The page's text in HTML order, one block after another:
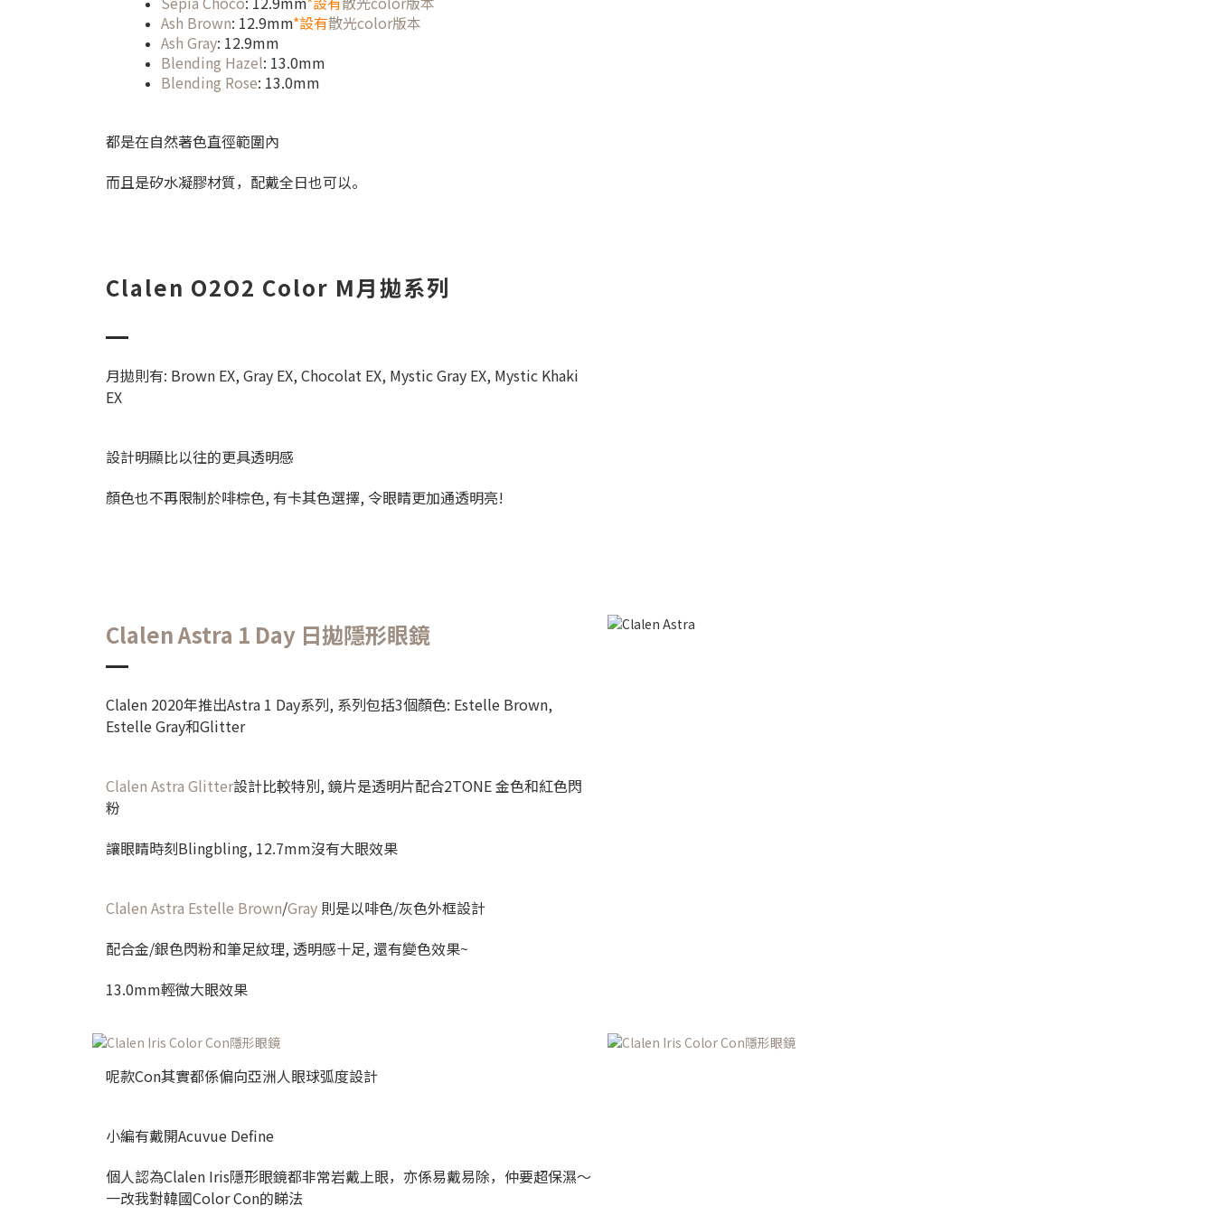
Ash Brown: 12.9mm*設有散光color版本
Ash Gray: 12.9mm
Blending Hazel: 13.0mm
Blending Rose: 13.0mm
都是在自然著色直徑範圍內
而且是矽水凝膠材質，配戴全日也可以。
Clalen O2O2 Color M月拋系列
月拋則有: Brown EX, Gray EX, Chocolat EX, Mystic Gray EX, Mystic Khaki
EX
設計明顯比以往的更具透明感
顏色也不再限制於啡棕色, 有卡其色選擇, 令眼睛更加通透明亮!
Clalen Astra 1 Day 日拋隱形眼鏡
Clalen 2020年推出Astra 1 Day系列, 系列包括3個顏色: Estelle Brown,
Estelle Gray和Glitter
Clalen Astra Glitter設計比較特別, 鏡片是透明片配合2TONE 金色和紅色閃
粉
讓眼睛時刻Blingbling, 12.7mm沒有大眼效果
Clalen Astra Estelle Brown/Gray 則是以啡色/灰色外框設計
配合金/銀色閃粉和筆足紋理, 透明感十足, 還有變色效果~
13.0mm輕微大眼效果
呢款Con其實都係偏向亞洲人眼球弧度設計
小編有戴開Acuvue Define
個人認為Clalen Iris隱形眼鏡都非常岩戴上眼，亦係易戴易除，仲要超保濕～
一改我對韓國Color Con的睇法